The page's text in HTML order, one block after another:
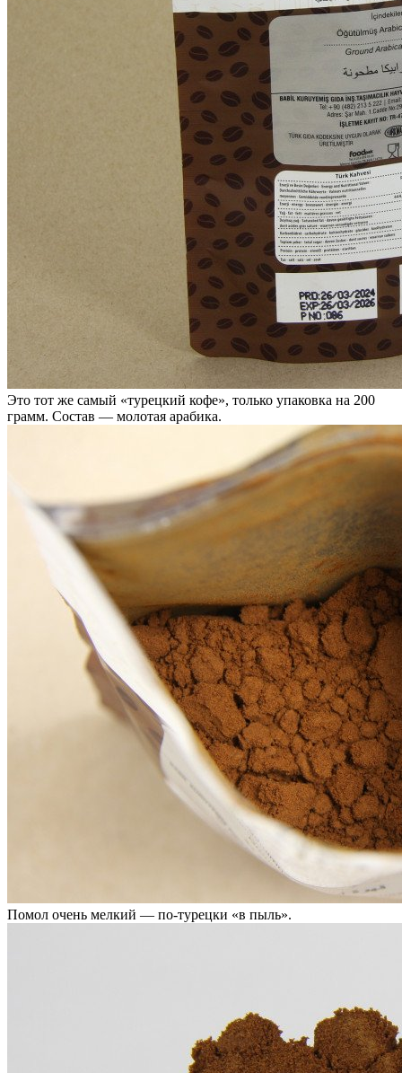
Это тот же самый «турецкий кофе», только упаковка на 200
грамм. Состав — молотая арабика.
Помол очень мелкий — по-турецки «в пыль».